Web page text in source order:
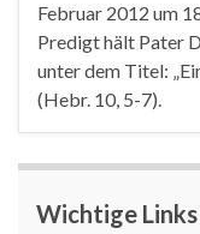
Februar 2012 um
Predigt hält Pater
unter dem Titel:
(Hebr. 10, 5-7).
Wichtige Links